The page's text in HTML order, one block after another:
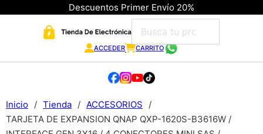
Descuentos Primer Envío 20%
ACCEDER CARRITO
Inicio / Tienda / ACCESORIOS
/
TARJETA DE EXPANSION QNAP QXP-1620S-B3616W /